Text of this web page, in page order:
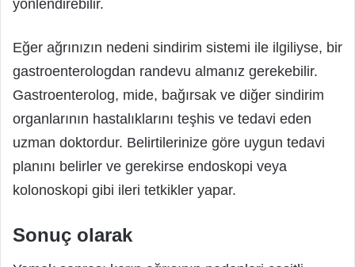
yönlendirebilir.
Eğer ağrınızın nedeni sindirim sistemi ile ilgiliyse, bir
gastroenterologdan randevu almanız gerekebilir.
Gastroenterolog, mide, bağırsak ve diğer sindirim
organlarının hastalıklarını teşhis ve tedavi eden
uzman doktordur. Belirtilerinize göre uygun tedavi
planını belirler ve gerekirse endoskopi veya
kolonoskopi gibi ileri tetkikler yapar.
Sonuç olarak